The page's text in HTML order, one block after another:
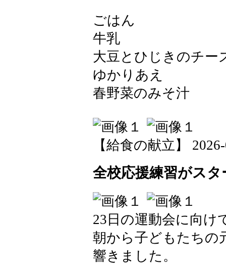
ごはん
牛乳
大豆とひじきのチー
ゆかりあえ
春野菜のみそ汁
【給食の献立】
全校応援練習がス
23日の運動会に向け
朝から子どもたちの
響きました。